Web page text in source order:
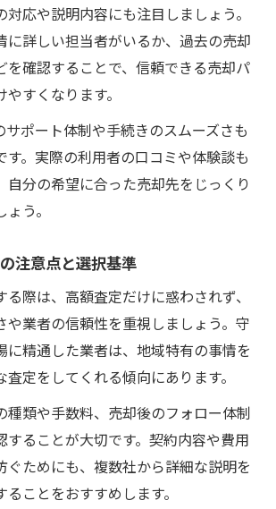
応や説明内容にも注目しましょう。
に詳しい担当者がいるか、過去の売却
を確認することで、信頼できる売却パ
すくなります。
サポート体制や手続きのスムーズさも
す。実際の利用者の口コミや体験談も
自分の希望に合った売却先をじっくり
う。
注意点と選択基準
際は、高額査定だけに惑わされず、
や業者の信頼性を重視しましょう。守
に精通した業者は、地域特有の事情を
定をしてくれる傾向にあります。
種類や手数料、売却後のフォロー体制
することが大切です。契約内容や費用
ぐためにも、複数社から詳細な説明を
ことをおすすめします。